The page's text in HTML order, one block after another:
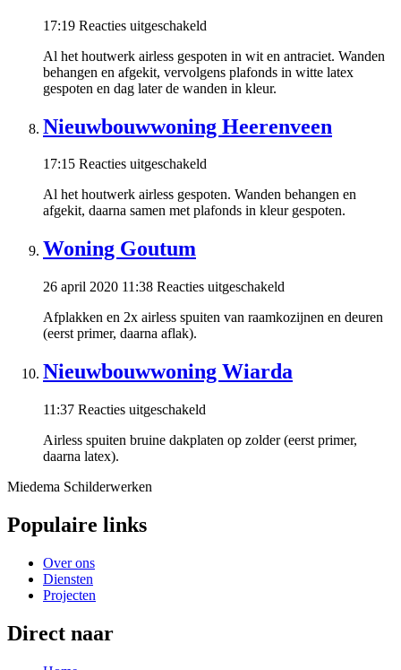
17:19 Reacties uitgeschakeld
Lelystad
Al het houtwerk airless gespoten in wit en antraciet. Wanden
behangen en afgekit, vervolgens plafonds in witte latex
gespoten en dag later de wanden in kleur.
Nieuwbouwwoning Heerenveen
17:15 Reacties uitgeschakeld
Heerenveen
Al het houtwerk airless gespoten. Wanden behangen en
afgekit, daarna samen met plafonds in kleur gespoten.
Woning Goutum
26 april 2020 11:38 Reacties uitgeschakeld
Goutum
Afplakken en 2x airless spuiten van raamkozijnen en deuren
(eerst primer, daarna aflak).
Nieuwbouwwoning Wiarda
11:37 Reacties uitgeschakeld
Wiarda
Airless spuiten bruine dakplaten op zolder (eerst primer,
daarna latex).
Miedema Schilderwerken
Populaire links
Over ons
Diensten
Projecten
Direct naar